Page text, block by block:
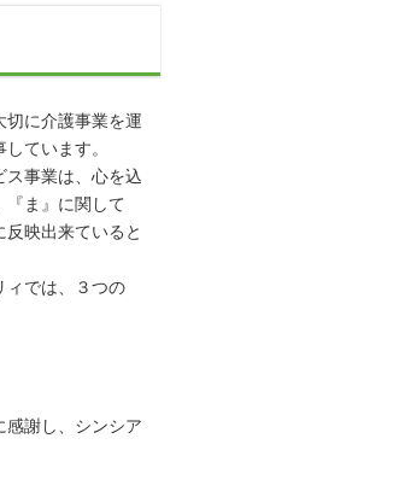
に介護事業を運
ています。
事業は、心を込
ま』に関して
映出来ていると
ィでは、３つの
謝し、シンシア